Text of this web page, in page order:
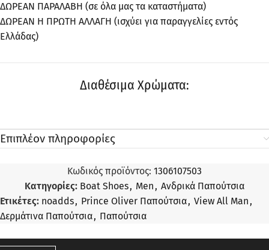
ΔΩΡΕΑΝ ΠΑΡΑΛΑΒΗ (σε όλα μας τα καταστήματα)
ΔΩΡΕΑΝ Η ΠΡΩΤΗ ΑΛΛΑΓΗ (ισχύει για παραγγελίες εντός
Ελλάδας)
Διαθέσιμα Χρώματα:
Επιπλέον πληροφορίες
Κωδικός προϊόντος: 1306107503
Κατηγορίες: Boat Shoes, Men, Ανδρικά Παπούτσια
Ετικέτες: noadds, Prince Oliver Παπούτσια, View All Man,
Δερμάτινα Παπούτσια, Παπούτσια